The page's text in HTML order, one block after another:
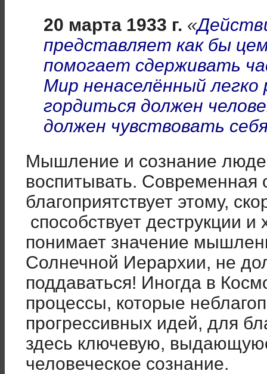
20 марта 1933 г. «
представляет как бы
помогает сдерживать
Мир ненаселённый
гордиться должен
должен чувствовать
Мышление и сознание
воспитывать. Современная
благоприятствует этому,
способствует деструкции и
понимает значение
Солнечной Иерархии, не
поддаваться! Иногда в
процессы, которые
прогрессивных идей, для
здесь ключевую,
человеческое сознание.